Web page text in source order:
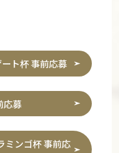
ト杯 事前応募
応募
ンゴ杯 事前応